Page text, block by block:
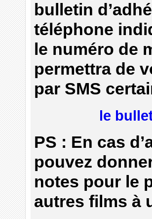
bulletin
téléphone
le numéro de
permettra de
par SMS
le
PS : En cas
pouvez
notes pour le
autres films à